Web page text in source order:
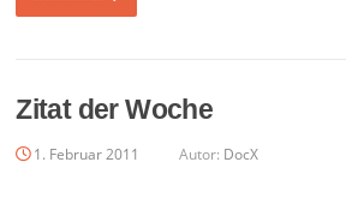
Zitat der Woche
1. Februar 2011 Autor: DocX